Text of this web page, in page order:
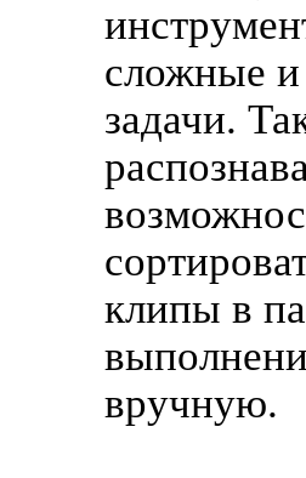
сложные и
задачи.
клипы в
вручную.